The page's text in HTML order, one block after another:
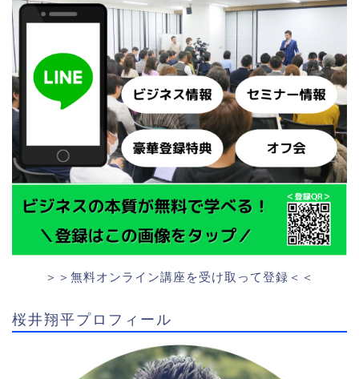
＞＞無料オンライン講座を受け取って登録＜＜
桜井翔平プロフィール